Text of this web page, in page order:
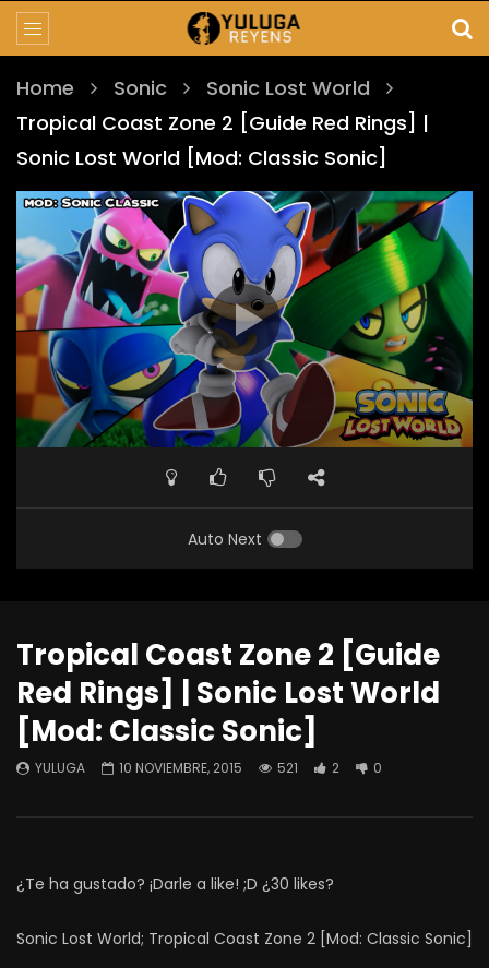
Home Sonic
Sonic Lost World
Tropical Coast Zone 2 [Guide Red Rings] |
Sonic Lost World [Mod: Classic Sonic]
Auto Next
Tropical Coast Zone 2 [Guide
Red Rings] | Sonic Lost World
[Mod: Classic Sonic]
YULUGA 10 NOVIEMBRE, 2015 521 2 0
¿Te ha gustado? ¡Darle a like! ;D ¿30 likes?
Sonic Lost World; Tropical Coast Zone 2 [Mod: Classic Sonic]